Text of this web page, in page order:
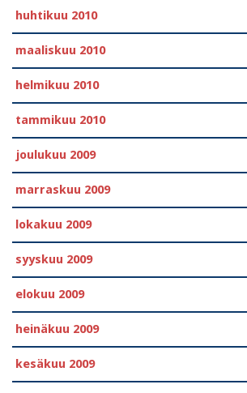
huhtikuu 2010
maaliskuu 2010
helmikuu 2010
tammikuu 2010
joulukuu 2009
marraskuu 2009
lokakuu 2009
syyskuu 2009
elokuu 2009
heinäkuu 2009
kesäkuu 2009